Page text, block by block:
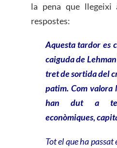
la pena que llegeixi
respostes:
Aquesta tardor es
caiguda de
tret de sortida del
patim. Com valora
han dut a
econòmiques,
Tot el que ha passat